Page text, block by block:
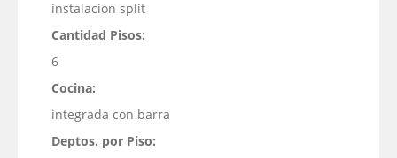
instalacion split
Cantidad Pisos:
6
Cocina:
integrada con barra
Deptos. por Piso: